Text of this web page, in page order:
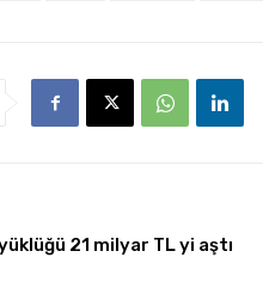
21 milyar TL yi aştı